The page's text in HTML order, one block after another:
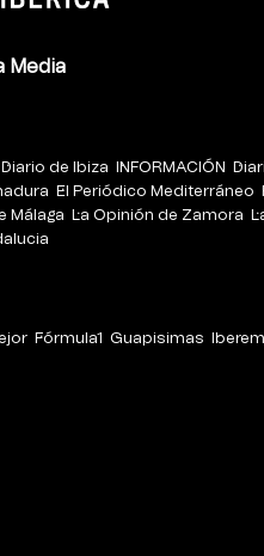
Media
Diario de Ibiza INFORMACIÓN
El Periódico Mediterráneo
Málaga La Opinión de Zamora
Fórmula1 Guapisimas